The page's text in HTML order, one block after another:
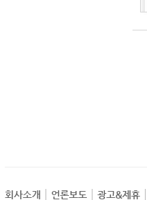
회사소개 언론보도 광고&제휴